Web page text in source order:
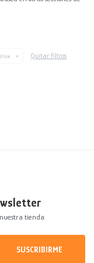
Quitar filtros
tienda.
SUSCRIBIRME